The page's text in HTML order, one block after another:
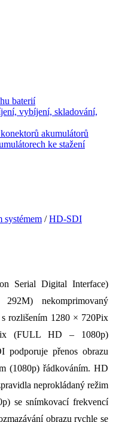
baterií
vybíjení, skladování,
akumulátorů
ke stažení
systémem / HD-SDI
Serial Digital Interface)
nekomprimovaný
rozlišením 1280 × 720Pix
(FULL HD – 1080p)
podporuje přenos obrazu
(1080p) řádkováním. HD
neprokládaný režim
se snímkovací frekvencí
obrazu rychle se